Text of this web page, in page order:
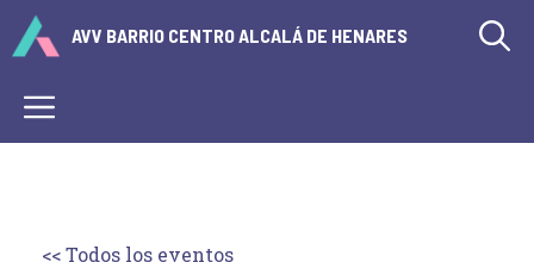
Saltar
AVV BARRIO CENTRO ALCALÁ DE HENARES
Menú
<< Todos los eventos